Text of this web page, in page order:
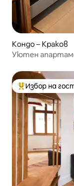
Кондо – Краков
Уютен
Най-популярен
Избор на